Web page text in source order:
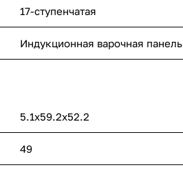
17-ступенчатая
Индукционная варочная панель
5.1х59.2х52.2
49